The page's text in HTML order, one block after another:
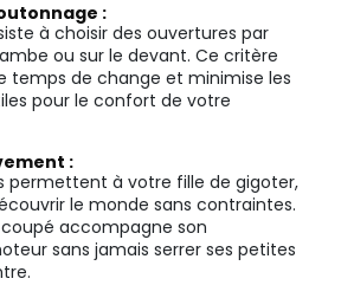
:
à choisir des ouvertures par
ou sur le devant. Ce critère
temps de change et minimise les
pour le confort de votre
:
permettent à votre fille de gigoter,
le monde sans contraintes.
accompagne son
sans jamais serrer ses petites